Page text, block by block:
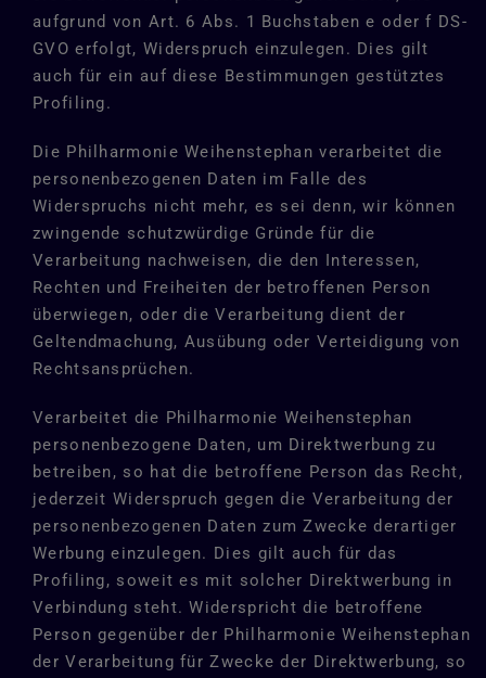
aufgrund von Art. 6 Abs. 1 Buchstaben e oder f DS-
GVO erfolgt, Widerspruch einzulegen. Dies gilt
auch für ein auf diese Bestimmungen gestütztes
Profiling.
Die Philharmonie Weihenstephan verarbeitet die
personenbezogenen Daten im Falle des
Widerspruchs nicht mehr, es sei denn, wir können
zwingende schutzwürdige Gründe für die
Verarbeitung nachweisen, die den Interessen,
Rechten und Freiheiten der betroffenen Person
überwiegen, oder die Verarbeitung dient der
Geltendmachung, Ausübung oder Verteidigung von
Rechtsansprüchen.
Verarbeitet die Philharmonie Weihenstephan
personenbezogene Daten, um Direktwerbung zu
betreiben, so hat die betroffene Person das Recht,
jederzeit Widerspruch gegen die Verarbeitung der
personenbezogenen Daten zum Zwecke derartiger
Werbung einzulegen. Dies gilt auch für das
Profiling, soweit es mit solcher Direktwerbung in
Verbindung steht. Widerspricht die betroffene
Person gegenüber der Philharmonie Weihenstephan
der Verarbeitung für Zwecke der Direktwerbung, so